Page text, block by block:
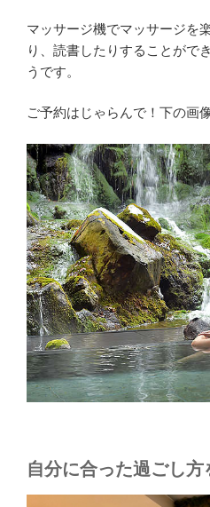
マッサージ機でマッサージを
り、読書したりすることがで
うです。
ご予約はじゃらんで！下の画
自分に合った過ごし方